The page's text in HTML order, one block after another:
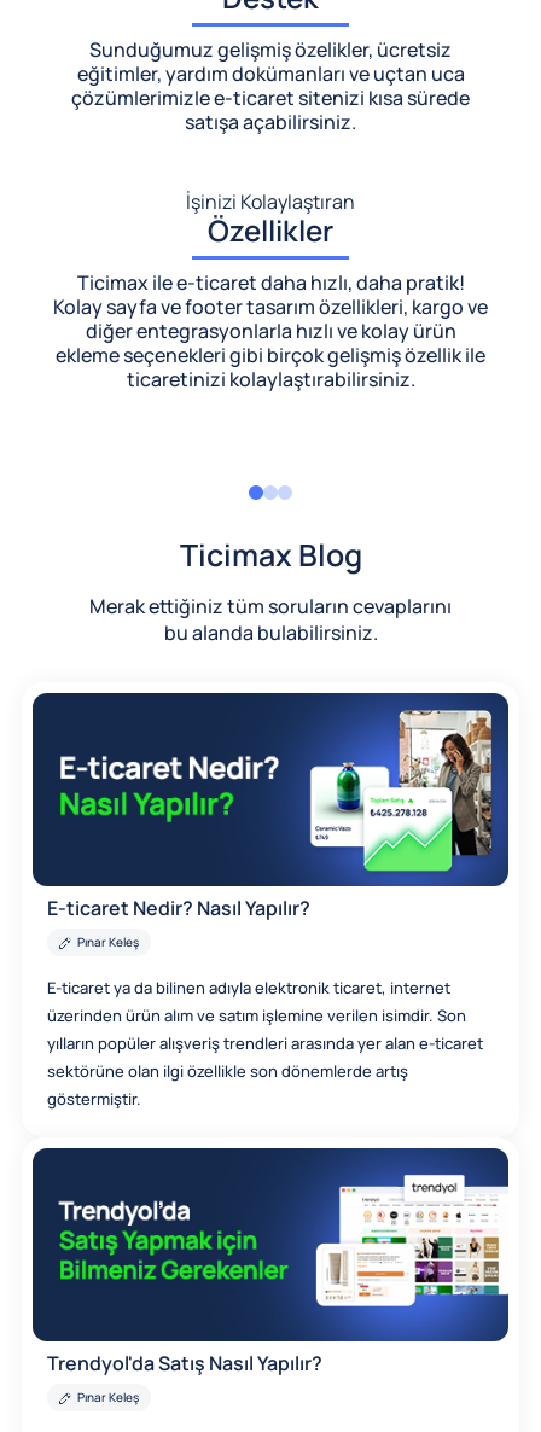
Sunduğumuz gelişmiş özelikler, ücretsiz
eğitimler, yardım dokümanları ve uçtan uca
çözümlerimizlee-ticaret sitenizi kısa sürede
satışa açabilirsiniz.
İşinizi Kolaylaştıran
Özellikler
Ticimax ile e-ticaret daha hızlı, daha pratik!
Kolay sayfa ve footer tasarım özellikleri, kargo ve
diğer entegrasyonlarla hızlı ve kolay ürün
ekleme seçenekleri gibi birçok gelişmiş özellik ile
ticaretinizi kolaylaştırabilirsiniz.
Ticimax Blog
Merak ettiğiniz tüm soruların cevaplarını
bu alanda bulabilirsiniz.
E-ticaret Nedir? Nasıl Yapılır?
Pınar Keleş
E-ticaret ya da bilinen adıyla elektronik ticaret, internet
üzerinden ürün alım ve satım işlemine verilen isimdir. Son
yılların popüler alışveriş trendleri arasında yer alan e-ticaret
sektörüne olan ilgi özellikle son dönemlerde artış
göstermiştir.
Trendyol'da Satış Nasıl Yapılır?
Pınar Keleş